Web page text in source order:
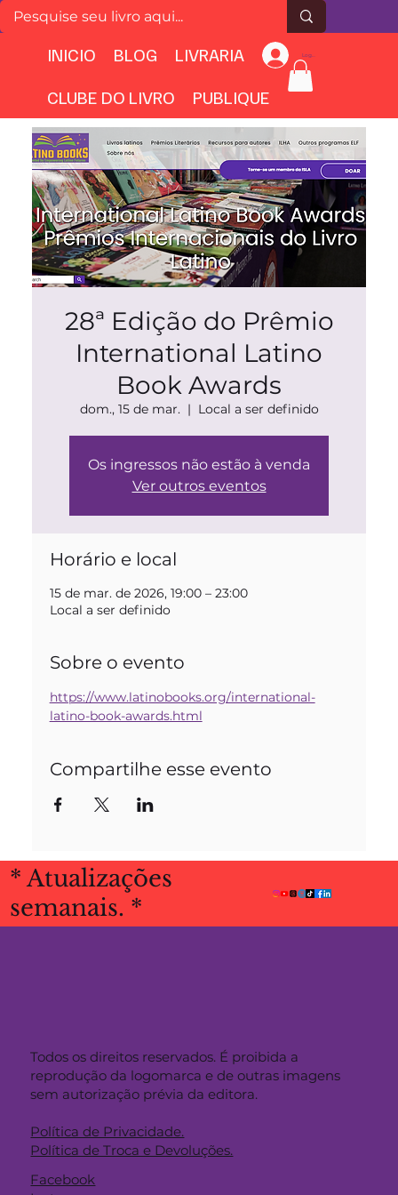
INICIO BLOG
LIVRARIA
CLUBE DO LIVRO
PUBLIQUE
Login
28ª Edição do Prêmio
International Latino
Book Awards
dom., 15 de mar.
  |
Local a ser definido
Os ingressos não estão à venda
Ver outros eventos
Horário e local
15 de mar. de 2026, 19:00 – 23:00
Local a ser definido
Sobre o evento
https://www.latinobooks.org/international-
latino-book-awards.html
Compartilhe esse evento
Todos os direitos reservados. É proibida a
reprodução da logomarca e de outras imagens
sem autorização prévia da editora.
Política de Privacidade.
Política de Troca e Devoluções.
Facebook
* Atualizações
semanais. *